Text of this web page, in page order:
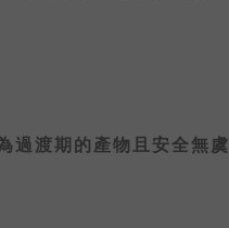
過渡期的產物且安全無虞